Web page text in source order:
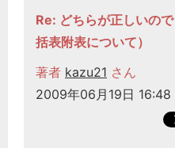
Re: どちらが正しいの
括表附表について）
著者 kazu21 さん
2009年06月19日 16:48